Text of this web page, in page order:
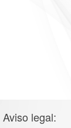
Aviso legal: